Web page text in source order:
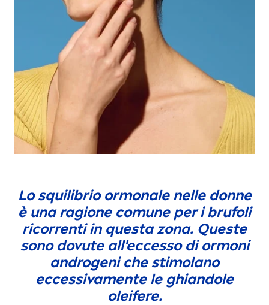
Lo squilibrio ormonale nelle donne
è una ragione comune per i brufoli
ricorrenti in questa zona. Queste
sono dovute all'eccesso di ormoni
androgeni che stimolano
eccessivamente le ghiandole
oleifere.